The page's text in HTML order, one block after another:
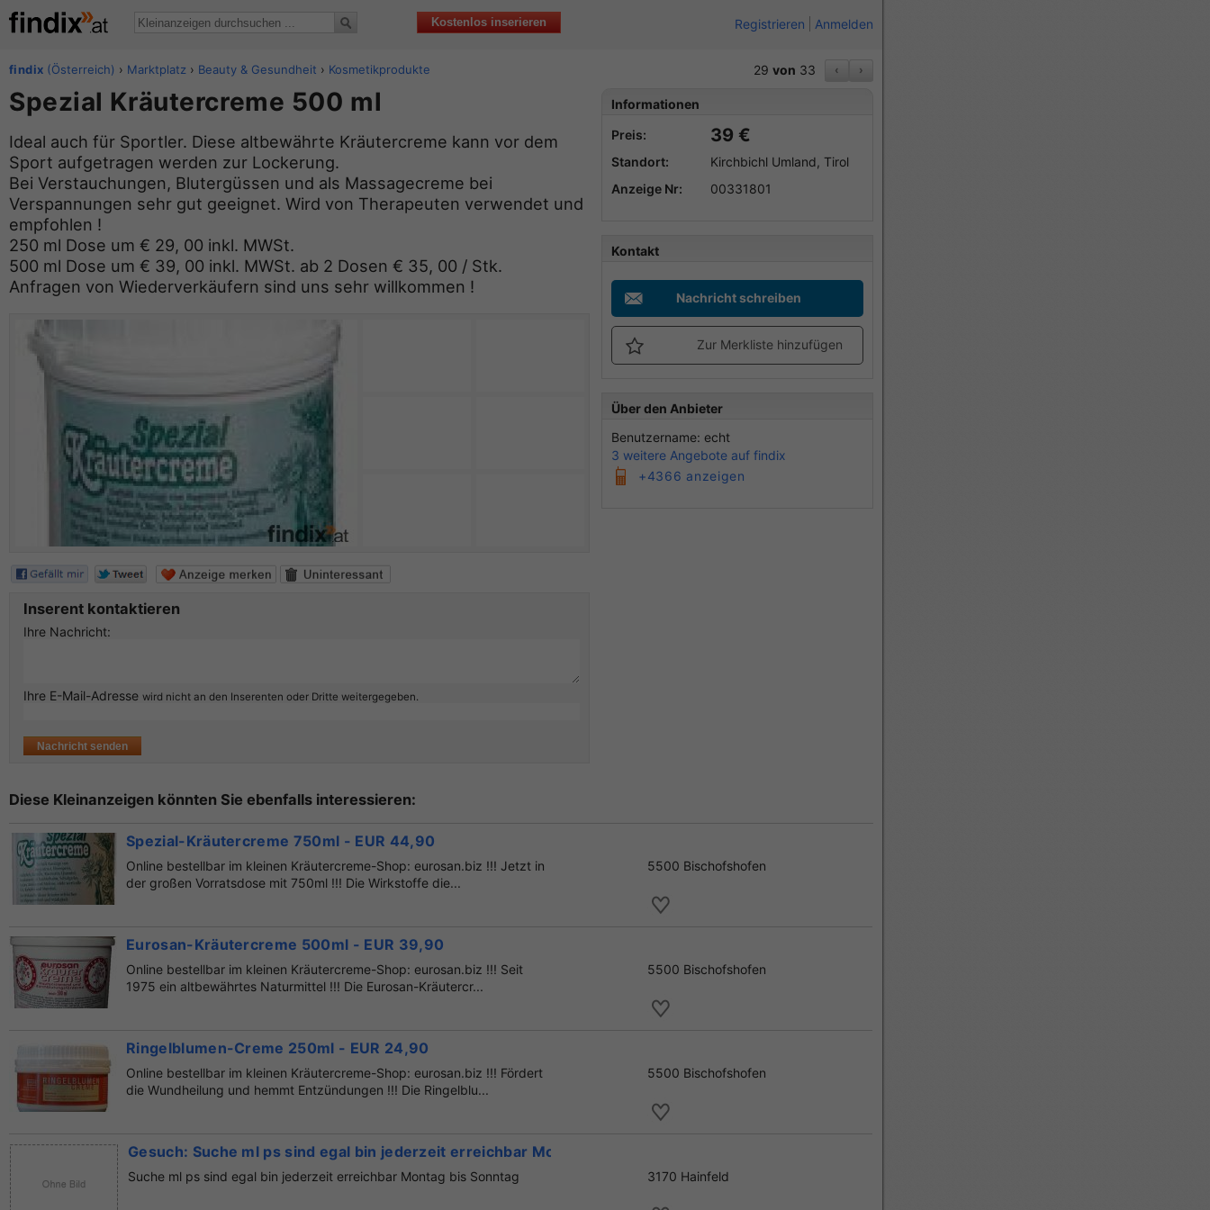
Kostenlos inserieren Registrieren Anmelden
findix (Österreich) › Marktplatz › Beauty & Gesundheit › Kosmetikprodukte 29 von 33 ‹ ›
Spezial Kräutercreme 500 ml
Ideal auch für Sportler. Diese altbewährte Kräutercreme kann vor dem
Sport aufgetragen werden zur Lockerung.
Bei Verstauchungen, Blutergüssen und als Massagecreme bei
Verspannungen sehr gut geeignet. Wird von Therapeuten verwendet und
empfohlen !
250 ml Dose um € 29, 00 inkl. MWSt.
500 ml Dose um € 39, 00 inkl. MWSt. ab 2 Dosen € 35, 00 / Stk.
Anfragen von Wiederverkäufern sind uns sehr willkommen !
Inserent kontaktieren
Ihre Nachricht:
Ihre E-Mail-Adresse wird nicht an den Inserenten oder Dritte weitergegeben.
Informationen
Preis:
39 €
Standort:
Kirchbichl Umland, Tirol
Anzeige Nr:
00331801
Kontakt
Nachricht schreiben
Zur Merkliste hinzufügen
Über den Anbieter
Benutzername: echt
3 weitere Angebote auf findix
+4366 anzeigen
Diese Kleinanzeigen könnten Sie ebenfalls interessieren:
Spezial-Kräutercreme 750ml - EUR 44,90
Online bestellbar im kleinen Kräutercreme-Shop: eurosan.biz !!! Jetzt in
der großen Vorratsdose mit 750ml !!! Die Wirkstoffe die...
5500 Bischofshofen
Eurosan-Kräutercreme 500ml - EUR 39,90
Online bestellbar im kleinen Kräutercreme-Shop: eurosan.biz !!! Seit
1975 ein altbewährtes Naturmittel !!! Die Eurosan-Kräutercr...
5500 Bischofshofen
Ringelblumen-Creme 250ml - EUR 24,90
Online bestellbar im kleinen Kräutercreme-Shop: eurosan.biz !!! Fördert
die Wundheilung und hemmt Entzündungen !!! Die Ringelblu...
5500 Bischofshofen
Gesuch: Suche ml ps sind egal bin jederzeit erreichbar Montag bis Sonntag
Suche ml ps sind egal bin jederzeit erreichbar Montag bis Sonntag 3170 Hainfeld